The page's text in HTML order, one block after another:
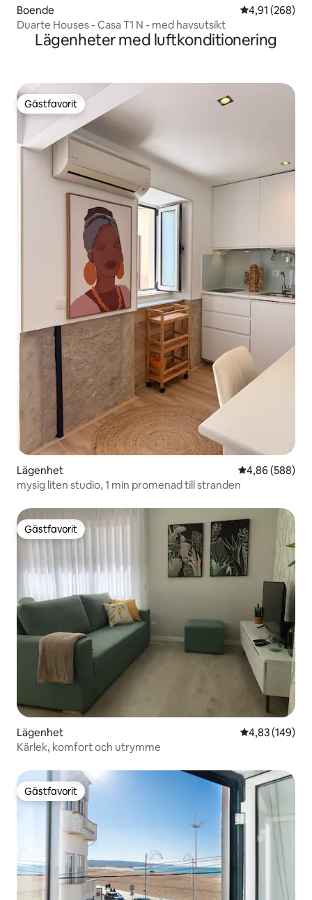
Boende 4,91 av 5 i
4,91 (268)
Duarte Houses - Casa T1 N - med havsutsikt
Lägenheter med luftkonditionering
Gästfavorit
Gästfavorit
Lägenhet 4,86 av 5 i
4,86 (588)
mysig liten studio, 1 min promenad till stranden
Gästfavorit
Gästfavorit
Lägenhet 4,83 av 5 i
4,83 (149)
Kärlek, komfort och utrymme
Gästfavorit
Gästfavorit